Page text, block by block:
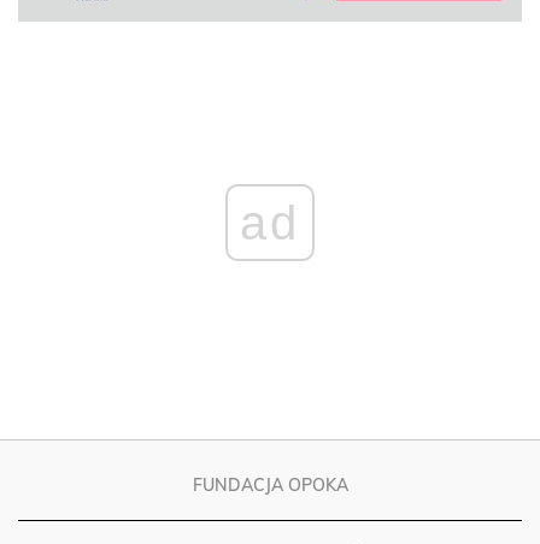
ad
FUNDACJA OPOKA